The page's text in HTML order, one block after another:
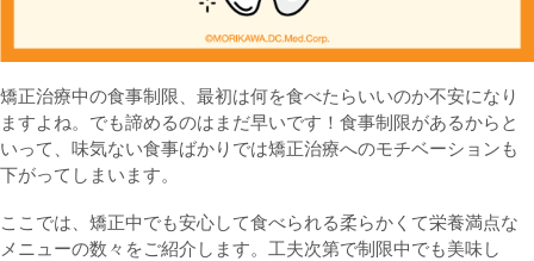
矯正治療中の食事制限、最初は何を食べたらいいのか不安になり
ますよね。でも諦めるのはまだ早いです！食事制限があるからと
いって、味気ない食事ばかりでは矯正治療へのモチベーションも
下がってしまいます。
ここでは、矯正中でも安心して食べられる柔らかくて栄養満点な
メニューの数々をご紹介します。工夫次第で制限中でも美味し